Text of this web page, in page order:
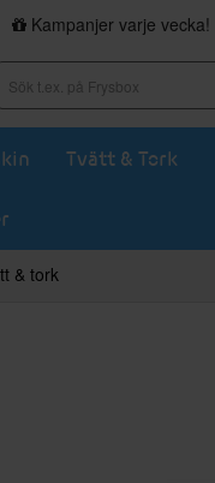
Kampanjer varje vecka!
Tvätt & Tork
& tork